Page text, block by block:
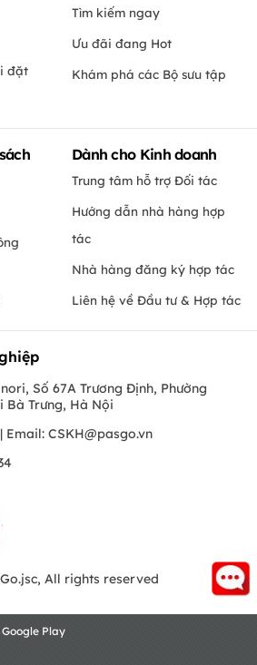
đặt
Tìm kiếm ngay
Ưu đãi đang Hot
Khám phá các Bộ sưu tập
Dành cho Kinh doanh
Trung tâm hỗ trợ Đối tác
Hướng dẫn nhà hàng hợp
tác
Nhà hàng đăng ký hợp tác
Liên hệ về Đầu tư & Hợp tác
Số 67A Trương Định, Phường
Bà Trưng, Hà Nội
Email: CSKH@pasgo.vn
All rights reserved
Google Play